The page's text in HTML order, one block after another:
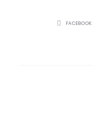
SHAREFACEBOOK